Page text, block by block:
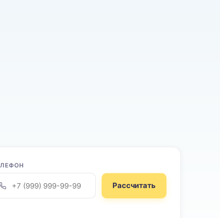
Рассчитать